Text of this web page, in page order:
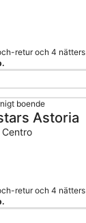
retur och 4 nätters
boende
Astoria
Centro
retur och 4 nätters